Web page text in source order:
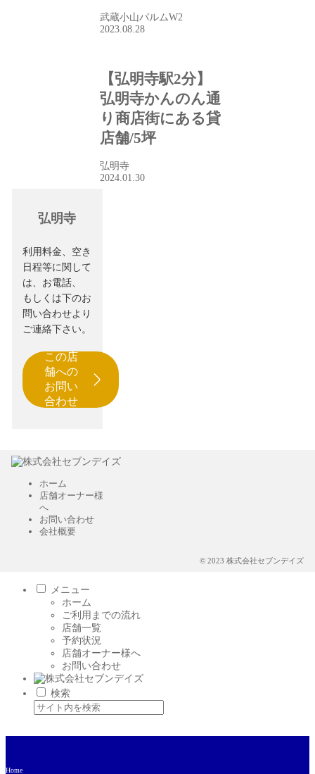
武蔵小山パルムW2
2023.08.28
【弘明寺駅2分】
弘明寺かんのん通
り商店街にある貸
店舗/5坪
弘明寺
2024.01.30
弘明寺
利用料金、空き
日程等に関して
は、お電話、
もしくは下のお
問い合わせより
ご連絡下さい。
この店
舗への
お問い
合わせ
ホーム
店舗オーナー様
へ
お問い合わせ
会社概要
© 2023 株式会社セブンデイズ
メニュー
ホーム
ご利用までの流れ
店舗一覧
予約状況
店舗オーナー様へ
お問い合わせ
検索
Home